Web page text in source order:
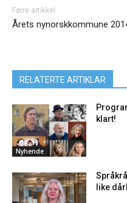
Førre artikkel
Årets nynorskkommune
RELATERTE ARTIKLAR
Nyhende
klart!
like